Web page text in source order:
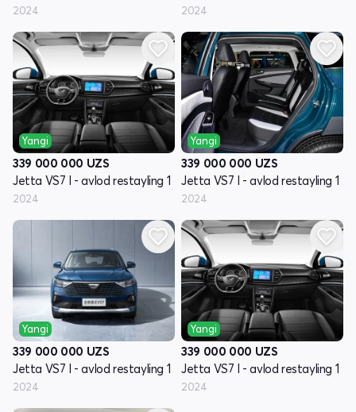
2024 2024
Yangi
339 000 000 UZS
Jetta VS7 I - avlod restayling 1
2024
Yangi
339 000 000 UZS
Jetta VS7 I - avlod restayling 1
2024
Yangi
339 000 000 UZS
Jetta VS7 I - avlod restayling 1
2024
Yangi
339 000 000 UZS
Jetta VS7 I - avlod restayling 1
2024